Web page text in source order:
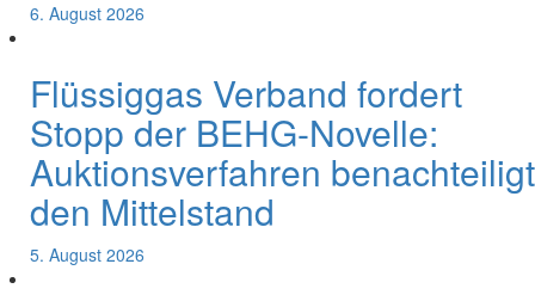
6. August 2026
Flüssiggas Verband fordert
Stopp der BEHG-Novelle:
Auktionsverfahren benachteiligt
den Mittelstand
5. August 2026